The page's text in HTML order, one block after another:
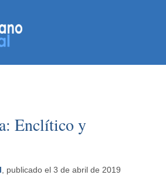
Enclítico y
, publicado el 3 de abril de 2019